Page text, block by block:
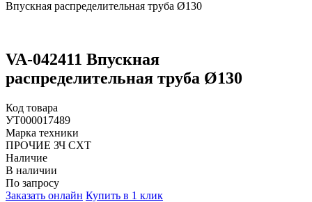
Впускная распределительная труба Ø130
VA-042411 Впускная
распределительная труба Ø130
Код товара
УТ000017489
Марка техники
ПРОЧИЕ ЗЧ СХТ
Наличие
В наличии
По запросу
Заказать онлайн Купить в 1 клик